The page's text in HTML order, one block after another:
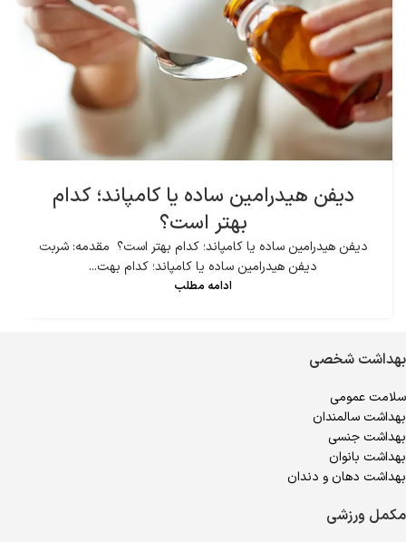
دیفن هیدرامین ساده یا کامپاند؛ کدام
بهتر است؟
دیفن هیدرامین ساده یا کامپاند؛ کدام بهتر است؟ مقدمه: شربت
دیفن هیدرامین ساده یا کامپاند؛ کدام بهت...
ادامه مطلب
بهداشت شخصی
سلامت عمومی
بهداشت سالمندان
بهداشت جنسی
بهداشت بانوان
بهداشت دهان و دندان
مکمل ورزشی